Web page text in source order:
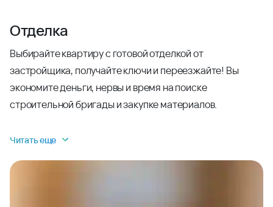
Отделка
Выбирайте квартиру с готовой отделкой от
застройщика, получайте ключи и переезжайте! Вы
экономите деньги, нервы и время на поиске
строительной бригады и закупке материалов.
Читать еще